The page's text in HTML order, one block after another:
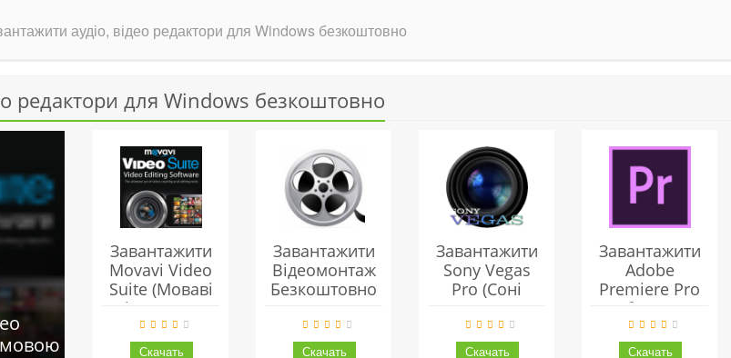
аудіо, відео редактори для Windows безкоштовно
редактори для Windows безкоштовно
мовою
Завантажити
Movavi Video
Suite (Моваві
Відео Сьют)
Українською
Безкоштовно
Завантажити
Відеомонтаж
Безкоштовно
Завантажити
Sony Vegas
Pro (Соні
Українською
Безкоштовно
Завантажити
Adobe
Premiere Pro
(Адоб Прем'єр)
Українською
Безкоштовно